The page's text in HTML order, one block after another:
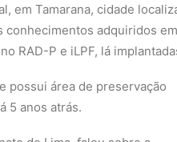
em Tamarana, cidade
adquiridos
RAD-P e iLPF, lá
possui área de preservação
5 anos atrás.